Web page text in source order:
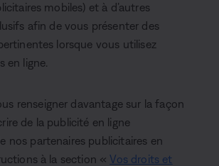
mobiles) et à d’autres
afin de vous présenter des
lorsque vous utilisez
en ligne.
renseigner davantage sur la façon
de la publicité en ligne
nos partenaires publicitaires en
à la section «Vos droits et